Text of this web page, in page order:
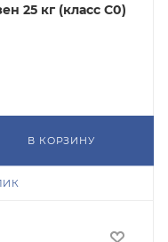
25 кг (класс C0)
В КОРЗИНУ